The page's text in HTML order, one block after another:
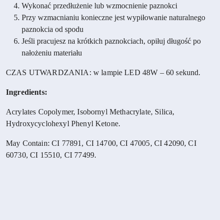
Wykonać przedłużenie lub wzmocnienie paznokci
Przy wzmacnianiu konieczne jest wypiłowanie naturalnego
paznokcia od spodu
Jeśli pracujesz na krótkich paznokciach, opiłuj długość po
nałożeniu materiału
CZAS UTWARDZANIA: w lampie LED 48W – 60 sekund.
Ingredients:
Acrylates Copolymer, Isobornyl Methacrylate, Silica,
Hydroxycyclohexyl Phenyl Ketone.
May Contain: CI 77891, CI 14700, CI 47005, CI 42090, CI
60730, CI 15510, CI 77499.